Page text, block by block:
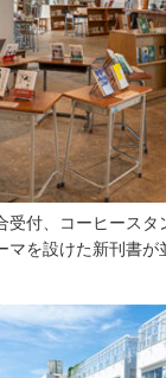
受付、コーヒースタ
マを設けた新刊書が